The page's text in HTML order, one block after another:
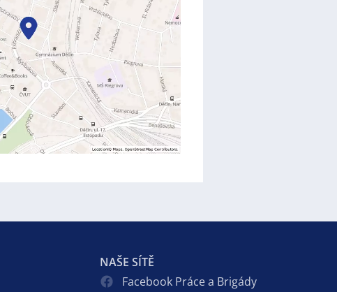
NAŠE SÍTĚ
Facebook Práce a Brigády